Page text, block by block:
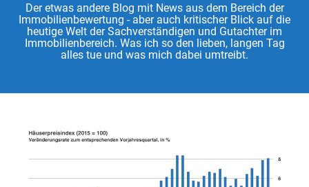
Der etwas andere Blog mit News aus dem Bereich der
Immobilienbewertung - aber auch kritischer Blick auf die
heutige Welt der Sachverständigen und Gutachter im
Immobilienbereich. Was ich so den lieben, langen Tag
alles tue und was mich dabei umtreibt.